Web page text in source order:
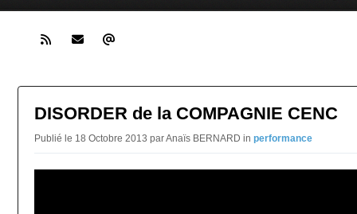
DISORDER de la COMPAGNIE CENC
Publié le 18 Octobre 2013 par Anaïs BERNARD in performance